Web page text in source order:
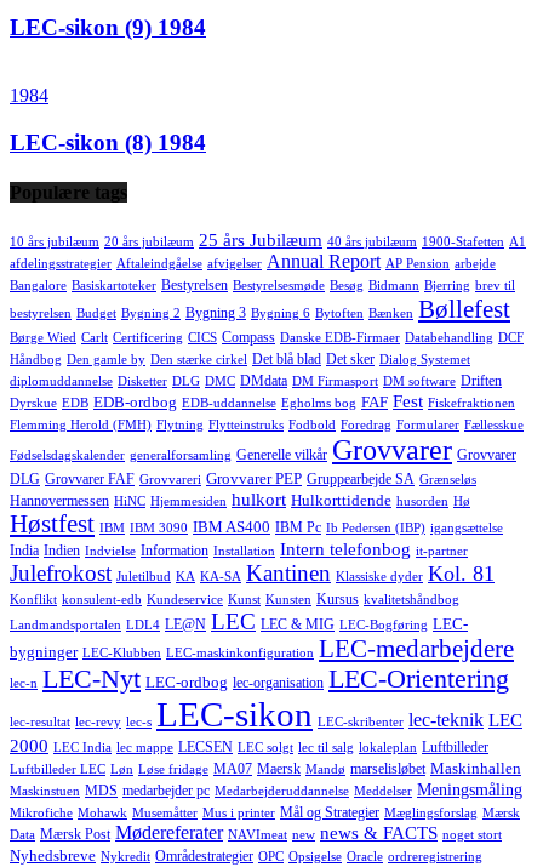
LEC-sikon (9) 1984
1984
LEC-sikon (8) 1984
Populære tags
10 års jubilæum 20 års jubilæum 25 års Jubilæum 40 års jubilæum 1900-Stafetten A1
afdelingsstrategier Aftaleindgåelse afvigelser Annual Report AP Pension arbejde
Bangalore Basiskartoteker Bestyrelsen Bestyrelsesmøde Besøg Bidmann Bjerring brev til
bestyrelsen Budget Bygning 2 Bygning 3 Bygning 6 Bytoften Bænken Bøllefest
Børge Wied Carlt Certificering CICS Compass Danske EDB-Firmaer Databehandling DCF
Håndbog Den gamle by Den stærke cirkel Det blå blad Det sker Dialog Systemet
diplomuddannelse Disketter DLG DMC DMdata DM Firmasport DM software Driften
Dyrskue EDB EDB-ordbog EDB-uddannelse Egholms bog FAF Fest Fiskefraktionen
Flemming Herold (FMH) Flytning Flytteinstruks Fodbold Foredrag Formularer Fællesskue
Fødselsdagskalender generalforsamling Generelle vilkår Grovvarer Grovvarer
DLG Grovvarer FAF Grovvareri Grovvarer PEP Gruppearbejde SA Grænseløs
Hannovermessen HiNC Hjemmesiden hulkort Hulkorttidende husorden Hø
Høstfest IBM IBM 3090 IBM AS400 IBM Pc Ib Pedersen (IBP) igangsættelse
India Indien Indvielse Information Installation Intern telefonbog it-partner
Julefrokost Juletilbud KA KA-SA Kantinen Klassiske dyder Kol. 81
Konflikt konsulent-edb Kundeservice Kunst Kunsten Kursus kvalitetshåndbog
Landmandsportalen LDL4 LE@N LEC LEC & MIG LEC-Bogføring LEC-
bygninger LEC-Klubben LEC-maskinkonfiguration LEC-medarbejdere
lec-n LEC-Nyt LEC-ordbog lec-organisation LEC-Orientering
lec-resultat lec-revy lec-s LEC-sikon LEC-skribenter lec-teknik LEC
2000 LEC India lec mappe LECSEN LEC solgt lec til salg lokaleplan Luftbilleder
Luftbilleder LEC Løn Løse fridage MA07 Maersk Mandø marselisløbet Maskinhallen
Maskinstuen MDS medarbejder pc Medarbejderuddannelse Meddelser Meningsmåling
Mikrofiche Mohawk Musemåtter Mus i printer Mål og Strategier Mæglingsforslag Mærsk
Data Mærsk Post Mødereferater NAVImeat new news & FACTS noget stort
Nyhedsbreve Nykredit Områdestrategier OPC Opsigelse Oracle ordreregistrering